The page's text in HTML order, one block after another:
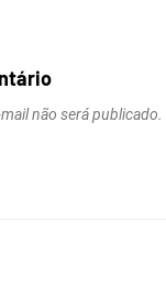
não será publicado.